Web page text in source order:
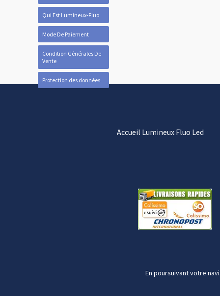
Qui Est Lumineux-Fluo
Mode De Paiement
Condition Générales De
Vente
Protection des données
Accueil Lumineux Fluo Led
En poursuivant votre